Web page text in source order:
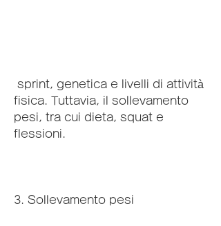
fisica. Tuttavia, il sollevamento
pesi, tra cui dieta, squat e
flessioni.
3. Sollevamento pesi